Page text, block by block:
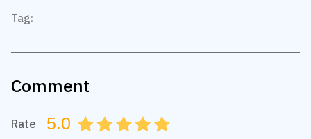
Tag:
Comment
Rate 5.0 4.5
4.0
3.5
3.0
2.5
2.0
1.5
1.0
0.5